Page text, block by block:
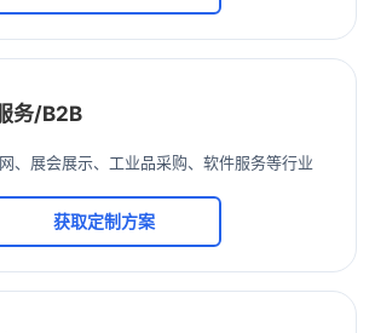
务/B2B
、展会展示、工业品采购、软件服务等行业
获取定制方案